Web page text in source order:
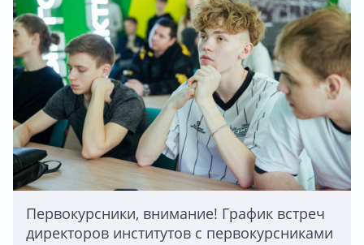
Первокурсники, внимание! График встреч
директоров институтов с первокурсниками